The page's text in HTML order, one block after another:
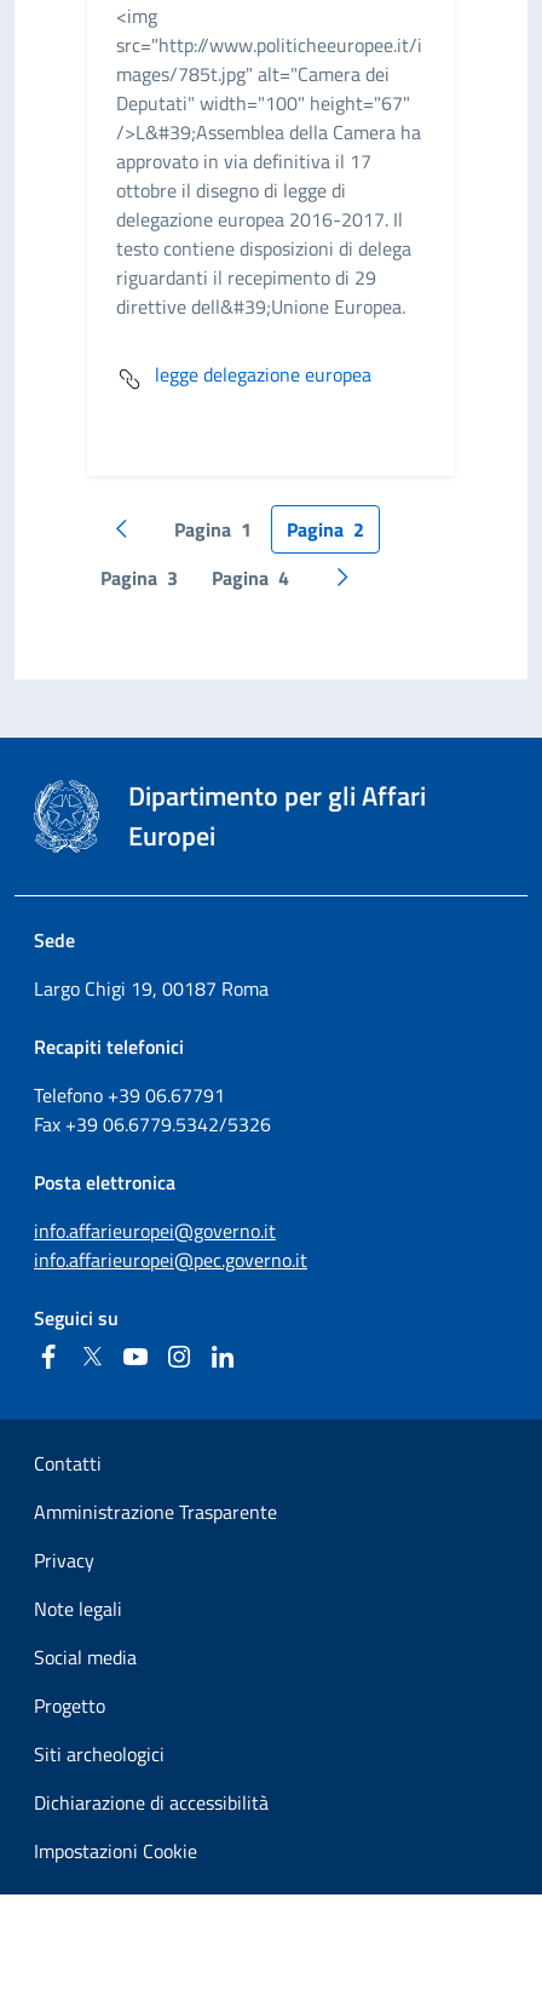
<img
src="http://www.politicheeuropee.it/i
mages/785t.jpg" alt="Camera dei
Deputati" width="100" height="67"
/>L&#39;Assemblea della Camera ha
approvato in via definitiva il 17
ottobre il disegno di legge di
delegazione europea 2016-2017. Il
testo contiene disposizioni di delega
riguardanti il recepimento di 29
direttive dell&#39;Unione Europea.
legge delegazione europea
Pagina precedente
Pagina 1 Pagina 2
Pagina 3 Pagina 4 Pagina successiva
Dipartimento per gli Affari
Europei
Sede
Largo Chigi 19, 00187 Roma
Recapiti telefonici
Telefono +3906.67791
Fax +3906.6779.5342/5326
Posta elettronica
info.affarieuropei@governo.it
info.affarieuropei@pec.governo.it
Seguici su
FacebookTwitter YouTubeInstagram
Sezione Link Utili
Contatti
Amministrazione Trasparente
Privacy
Note legali
Social media
Progetto
Siti archeologici
Dichiarazione di accessibilità
Impostazioni Cookie